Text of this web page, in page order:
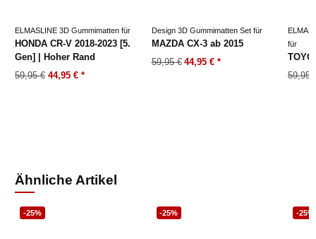
ELMASLINE 3D Gummimatten für
HONDA CR-V 2018-2023 [5.
Gen] | Hoher Rand
59,95 € 44,95 € *
Design 3D Gummimatten Set für
MAZDA CX-3 ab 2015
59,95 € 44,95 € *
für
59,95
Ähnliche Artikel
-25% -25% -25%